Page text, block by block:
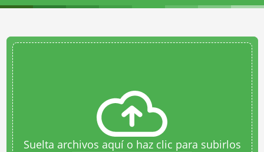
Suelta archivos aquí o haz clic para subirlos